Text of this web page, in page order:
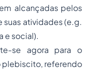
alcançadas pelos
atividades (e.g.
e social).
se agora para o
plebiscito, referendo